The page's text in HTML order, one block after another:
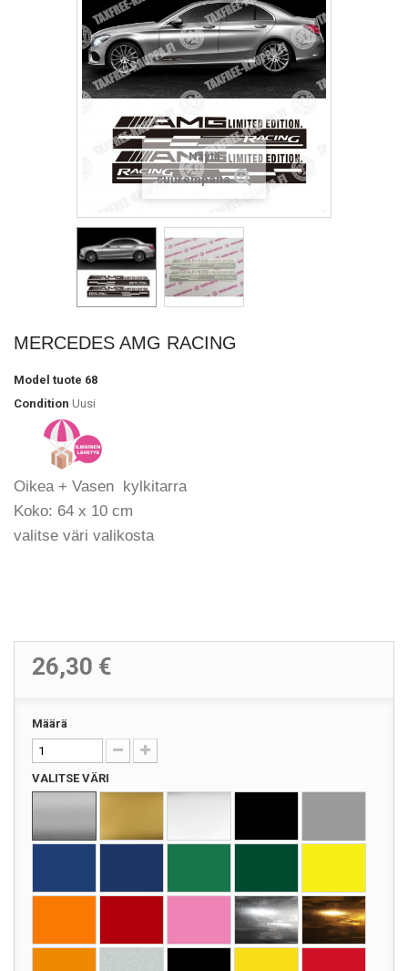
Näytä
suurempana
MERCEDES AMG RACING
Model tuote 68
Condition Uusi
Oikea + Vasen kylkitarra
Koko: 64 x 10 cm
valitse väri valikosta
26,30 €
Määrä
VALITSE VÄRI